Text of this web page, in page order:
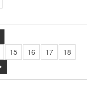
15 16 17
18